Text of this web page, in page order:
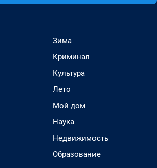
Зима
Криминал
Культура
Лето
Мой дом
Наука
Недвижимость
Образование